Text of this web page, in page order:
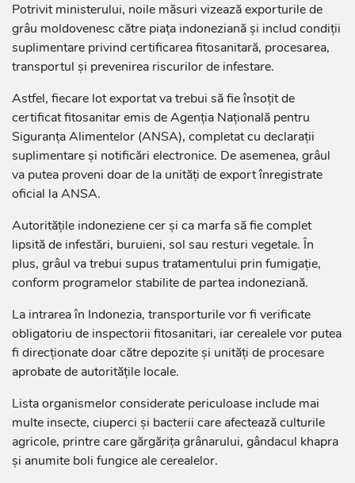
Potrivit ministerului, noile măsuri vizează exporturile de
grâu moldovenesc către piața indoneziană și includ condiții
suplimentare privind certificarea fitosanitară, procesarea,
transportul și prevenirea riscurilor de infestare.
Astfel, fiecare lot exportat va trebui să fie însoțit de
certificat fitosanitar emis de Agenția Națională pentru
Siguranța Alimentelor (ANSA), completat cu declarații
suplimentare și notificări electronice. De asemenea, grâul
va putea proveni doar de la unități de export înregistrate
oficial la ANSA.
Autoritățile indoneziene cer și ca marfa să fie complet
lipsită de infestări, buruieni, sol sau resturi vegetale. În
plus, grâul va trebui supus tratamentului prin fumigație,
conform programelor stabilite de partea indoneziană.
La intrarea în Indonezia, transporturile vor fi verificate
obligatoriu de inspectorii fitosanitari, iar cerealele vor putea
fi direcționate doar către depozite și unități de procesare
aprobate de autoritățile locale.
Lista organismelor considerate periculoase include mai
multe insecte, ciuperci și bacterii care afectează culturile
agricole, printre care gărgărița grânarului, gândacul khapra
și anumite boli fungice ale cerealelor.